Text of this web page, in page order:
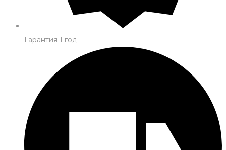
Гарантия 1 год